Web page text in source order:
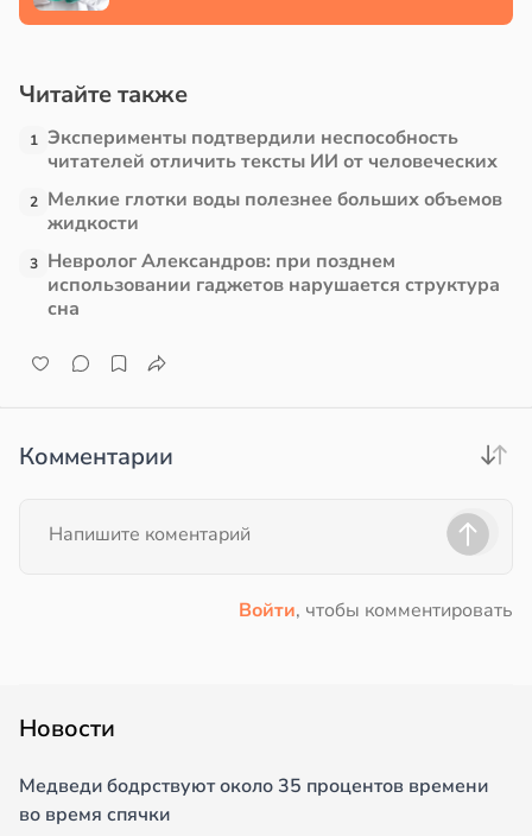
Читайте также
1 Эксперименты подтвердили неспособность
читателей отличить тексты ИИ от человеческих
2 Мелкие глотки воды полезнее больших объемов
жидкости
3 Невролог Александров: при позднем
использовании гаджетов нарушается структура
сна
Комментарии
Войти, чтобы комментировать
Новости
Медведи бодрствуют около 35 процентов времени
во время спячки